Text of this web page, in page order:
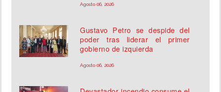
Agosto 06, 2026
Gustavo Petro se despide del
poder tras liderar el primer
gobierno de izquierda
Agosto 06, 2026